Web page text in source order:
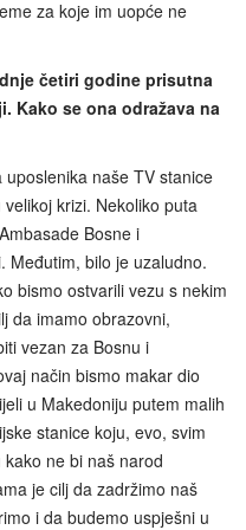
za koje im uopće ne
četiri godine prisutna
Kako se ona odražava na
naše TV stanice
krizi. Nekoliko puta
Bosne i
Međutim, bilo je uzaludno.
bismo ostvarili vezu s nekim
da imamo obrazovni,
vezan za Bosnu i
način bismo makar dio
u Makedoniju putem malih
stanice koju, evo, svim
ne bi naš narod
je cilj da zadržimo naš
i da budemo uspješni u